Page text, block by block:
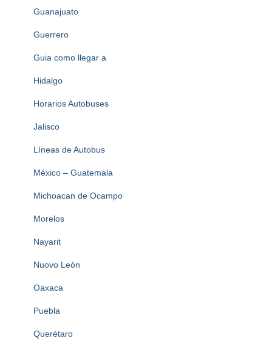
Guanajuato
Guerrero
Guia como llegar a
Hidalgo
Horarios Autobuses
Jalisco
Líneas de Autobus
México – Guatemala
Michoacan de Ocampo
Morelos
Nayarit
Nuovo León
Oaxaca
Puebla
Querétaro